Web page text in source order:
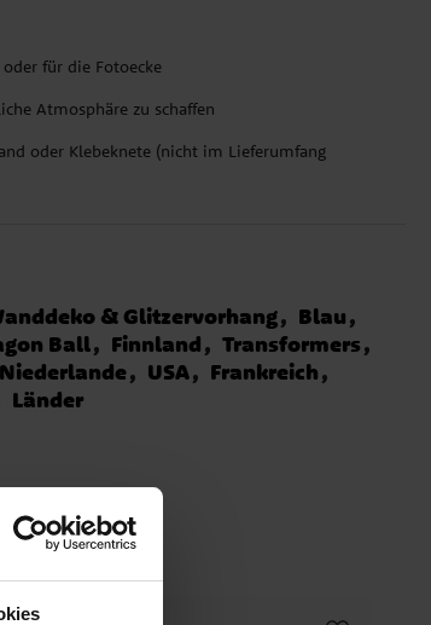
für die Fotoecke
Atmosphäre zu schaffen
oder Klebeknete (nicht im Lieferumfang
& Glitzervorhang
Blau
Ball Finnland
Transformers
Niederlande USA
Frankreich
Länder